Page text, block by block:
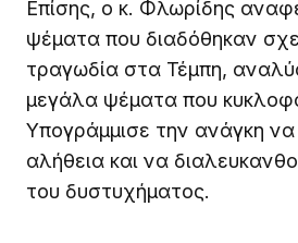
Επίσης, ο κ. Φλωρίδης
ψέματα που διαδόθηκαν
τραγωδία στα Τέμπη,
μεγάλα ψέματα που
Υπογράμμισε την ανάγκη να
αλήθεια και να
του δυστυχήματος.